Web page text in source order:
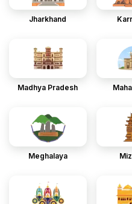
Jharkhand
Madhya Pradesh
Meghalaya